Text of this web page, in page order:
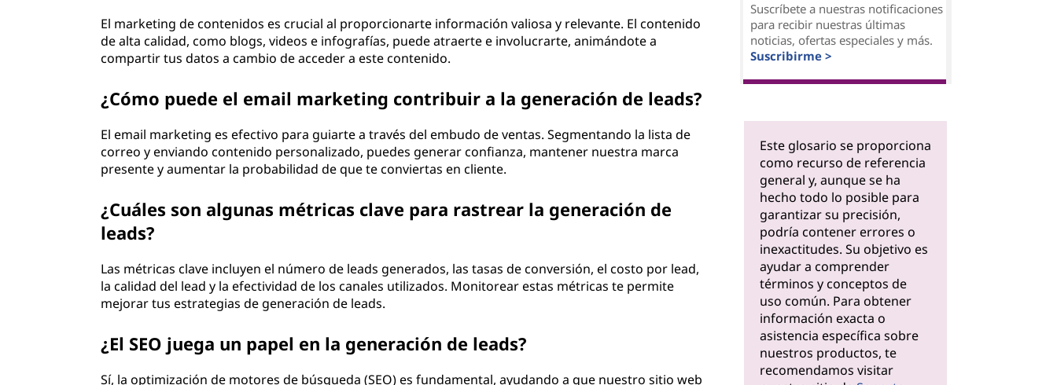
El marketing de contenidos es crucial al proporcionarte información valiosa y relevante. El contenido
de alta calidad, como blogs, videos e infografías, puede atraerte e involucrarte, animándote a
compartir tus datos a cambio de acceder a este contenido.
¿Cómo puede el email marketing contribuir a la generación de leads?
El email marketing es efectivo para guiarte a través del embudo de ventas. Segmentando la lista de
correo y enviando contenido personalizado, puedes generar confianza, mantener nuestra marca
presente y aumentar la probabilidad de que te conviertas en cliente.
¿Cuáles son algunas métricas clave para rastrear la generación de
leads?
Las métricas clave incluyen el número de leads generados, las tasas de conversión, el costo por lead,
la calidad del lead y la efectividad de los canales utilizados. Monitorear estas métricas te permite
mejorar tus estrategias de generación de leads.
¿El SEO juega un papel en la generación de leads?
Sí, la optimización de motores de búsqueda (SEO) es fundamental, ayudando a que nuestro sitio web
Suscríbete a nuestras notificaciones
para recibir nuestras últimas
noticias, ofertas especiales y más.
Suscribirme >
Este glosario se proporciona
como recurso de referencia
general y, aunque se ha
hecho todo lo posible para
garantizar su precisión,
podría contener errores o
inexactitudes. Su objetivo es
ayudar a comprender
términos y conceptos de
uso común. Para obtener
información exacta o
asistencia específica sobre
nuestros productos, te
recomendamos visitar